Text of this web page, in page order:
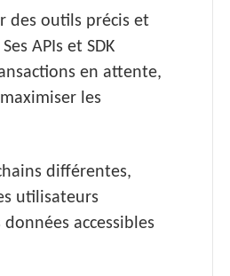
des outils précis et
APIs et SDK
en attente,
les
différentes,
utilisateurs
accessibles